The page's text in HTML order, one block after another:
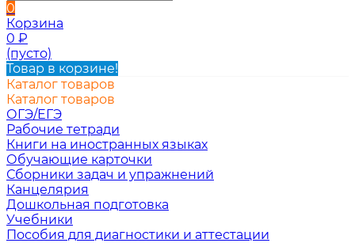
0
Корзина
0 ₽
(пусто)
Товар в корзине!
Каталог товаров
Каталог товаров
ОГЭ/ЕГЭ
Рабочие тетради
Книги на иностранных языках
Обучающие карточки
Сборники задач и упражнений
Канцелярия
Дошкольная подготовка
Учебники
Пособия для диагностики и аттестации